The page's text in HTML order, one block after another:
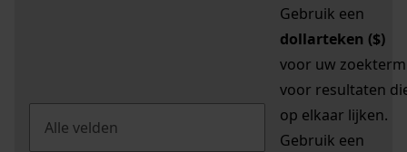
Gebruik een
dollarteken ($)
voor uw zoekterm
voor resultaten
op elkaar lijken.
Gebruik een